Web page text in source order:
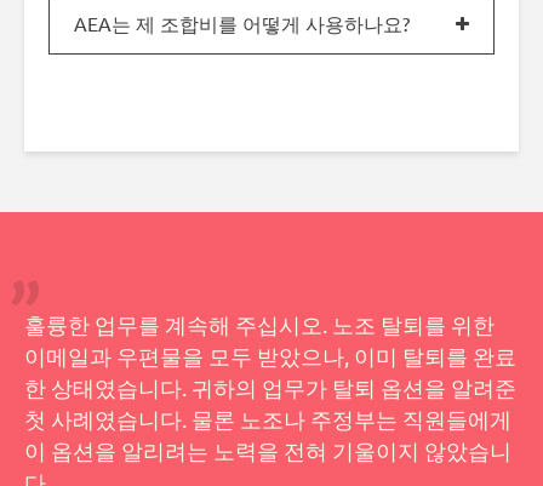
AEA는 제 조합비를 어떻게 사용하나요?
훌륭한 업무를 계속해 주십시오. 노조 탈퇴를 위한
이메일과 우편물을 모두 받았으나, 이미 탈퇴를 완료
한 상태였습니다. 귀하의 업무가 탈퇴 옵션을 알려준
첫 사례였습니다. 물론 노조나 주정부는 직원들에게
이 옵션을 알리려는 노력을 전혀 기울이지 않았습니